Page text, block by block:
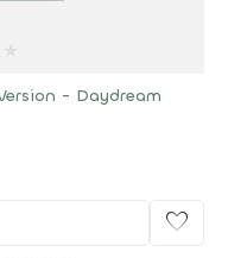
- Daydream
favorite